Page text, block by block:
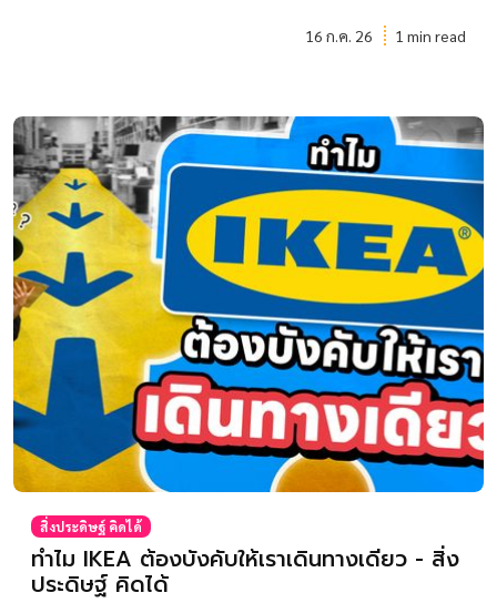
16 ก.ค. 26 1 min read
สิ่งประดิษฐ์ คิดได้
ทำไม IKEA ต้องบังคับให้เราเดินทางเดียว - สิ่ง
ประดิษฐ์ คิดได้